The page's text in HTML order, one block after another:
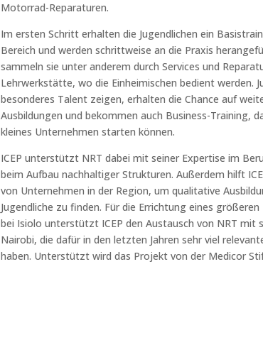
Motorrad-Reparaturen.
Im ersten Schritt erhalten die Jugendlichen ein
Bereich und werden schrittweise an die Praxis
sammeln sie unter anderem durch Services und
Lehrwerkstätte, wo die Einheimischen bedient werden.
besonderes Talent zeigen, erhalten die Chance auf
Ausbildungen und bekommen auch Business-Training,
kleines Unternehmen starten können.
ICEP unterstützt NRT dabei mit seiner Expertise im
beim Aufbau nachhaltiger Strukturen. Außerdem hilft
von Unternehmen in der Region, um qualitative
Jugendliche zu finden. Für die Errichtung eines
bei Isiolo unterstützt ICEP den Austausch von NRT mit
Nairobi, die dafür in den letzten Jahren sehr viel
haben. Unterstützt wird das Projekt von der Medicor